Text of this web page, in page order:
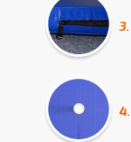
3.
4.